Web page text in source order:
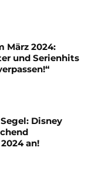
März 2024:
und Serienhits
Disney
an!